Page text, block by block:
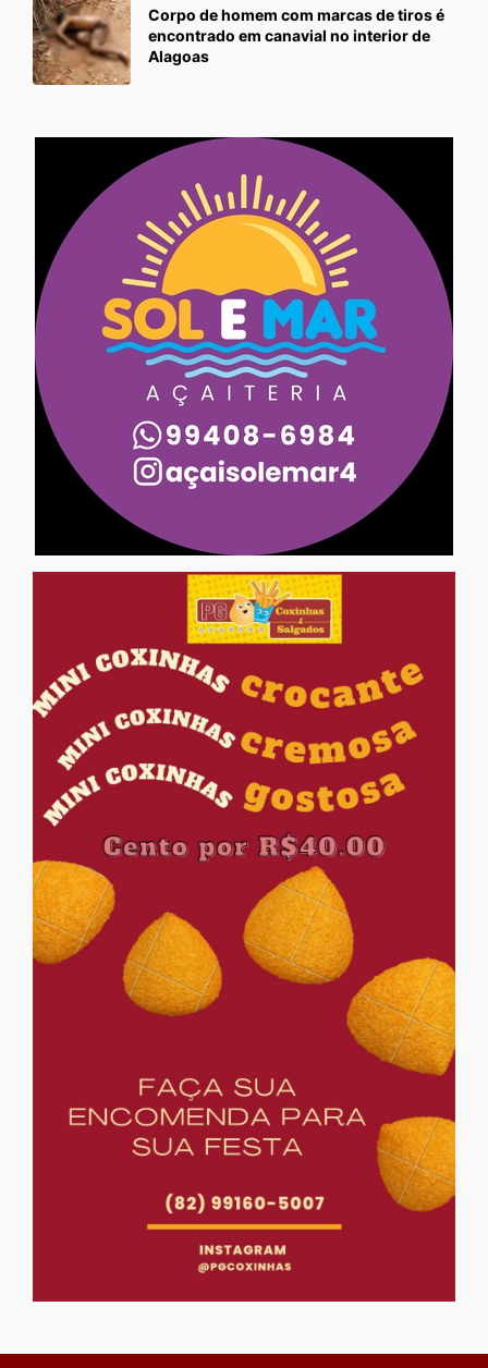
Corpo de homem com marcas de tiros é
encontrado em canavial no interior de
Alagoas